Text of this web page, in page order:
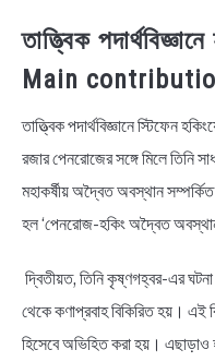
তাত্ত্বিক
Main
তাত্ত্বিক পদার্থবিজ্ঞানে স্টিফেন
রজার পেনরোজের সঙ্গে মিলে তিনি
মহাকর্ষীয় অদ্বৈত অবস্থান
হল ‘পেনরোজ-হকিং অদ্বৈত
দ্বিতীয়ত, তিনি কৃষ্ণগহ্বর-এর
থেকে কণাপ্রবাহ বিকিরিত হয়। এই
হিসেবে অভিহিত করা হয়। এছাড়াও